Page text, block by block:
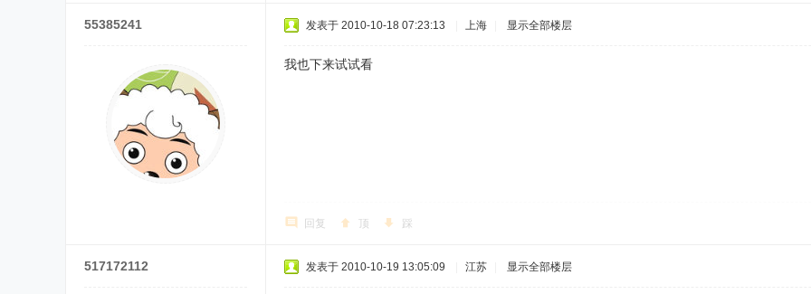
55385241 发表于 2010-10-18 07:23:13 上海 显示全部楼层
我也下来试试看
回复 顶 踩
517172112 发表于 2010-10-19 13:05:09 江苏 显示全部楼层